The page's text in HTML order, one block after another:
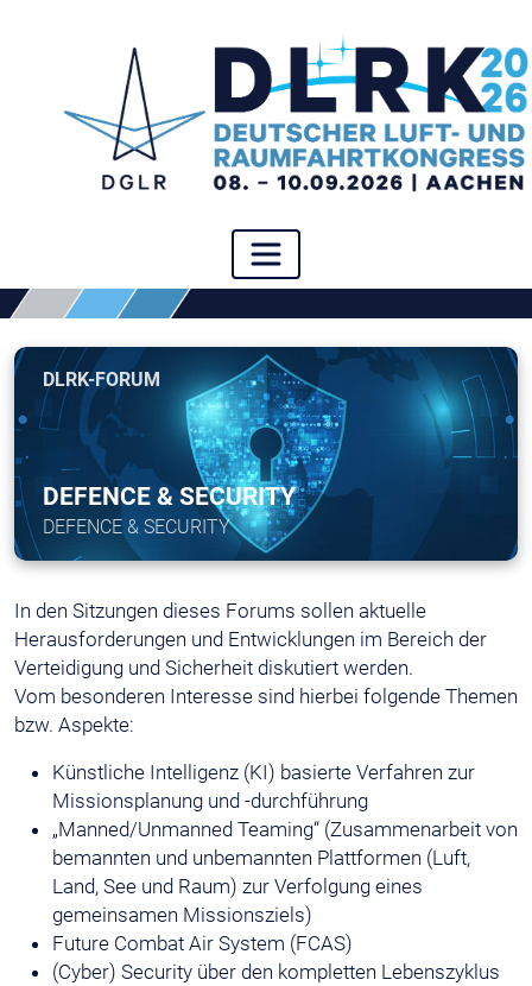
DLRK-FORUM
DEFENCE & SECURITY
DEFENCE & SECURITY
In den Sitzungen dieses Forums sollen aktuelle
Herausforderungen und Entwicklungen im Bereich der
Verteidigung und Sicherheit diskutiert werden.
Vom besonderen Interesse sind hierbei folgende Themen
bzw. Aspekte:
Künstliche Intelligenz (KI) basierte Verfahren zur
Missionsplanung und -durchführung
„Manned/Unmanned Teaming“ (Zusammenarbeit von
bemannten und unbemannten Plattformen (Luft,
Land, See und Raum) zur Verfolgung eines
gemeinsamen Missionsziels)
Future Combat Air System (FCAS)
(Cyber) Security über den kompletten Lebenszyklus